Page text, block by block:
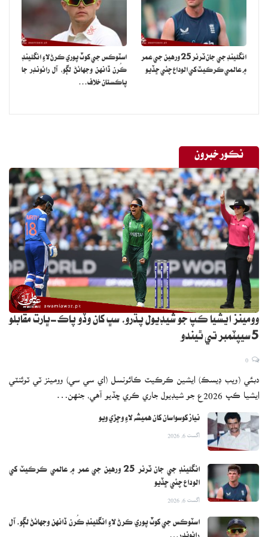
انگلينڊ جي جان ٽرنر 25 ورهين جي عمر
۾ عالمي ڪرڪيٽ کي الوداع چئي ڇڏيو
اسٽوڪس جي کوٽ پوري ڪرڻ لاءِ انگلينڊ
ڪُرن ڏانهن وجهائڻ لڳو، آل رائونڊر جا
پاڪستان خلاف…
نڪور خبرون
وومينز ايشيا ڪپ جو شيڊيول پڌرو، سڀ کان وڏو پاڪ-ڀارت مقابلو
5 سيپٽمبر تي ٿيندو
دبئي (ويب ڊيسڪ) ايشين ڪرڪيٽ ڪائونسل (اي سي سي) وومينز ٽي ٽوئنٽي
ايشيا ڪپ 2026ع جو شيڊيول جاري ڪري ڇڏيو آهي، جنهن…
نياز کوسواسان کان هميشه لاءِ وڇڙي ويو
اگست 6, 2026
انگلينڊ جي جان ٽرنر 25 ورهين جي عمر ۾ عالمي ڪرڪيٽ کي
الوداع چئي ڇڏيو
اگست 6, 2026
اسٽوڪس جي کوٽ پوري ڪرڻ لاءِ انگلينڊ ڪُرن ڏانهن وجهائڻ لڳو، آل